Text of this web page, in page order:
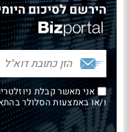
הירשם לסיכום
אני מאשר קבלת
ו/או באמצעות הסלולר בהתאם